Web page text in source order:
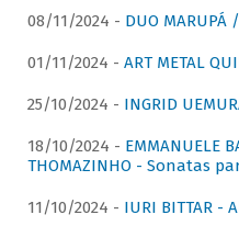
08/11/2024 - DUO
01/11/2024 - ART METAL
25/10/2024 - INGRID
18/10/2024 - EMMANUELE
THOMAZINHO - Sonatas
11/10/2024 - IURI BITTAR -